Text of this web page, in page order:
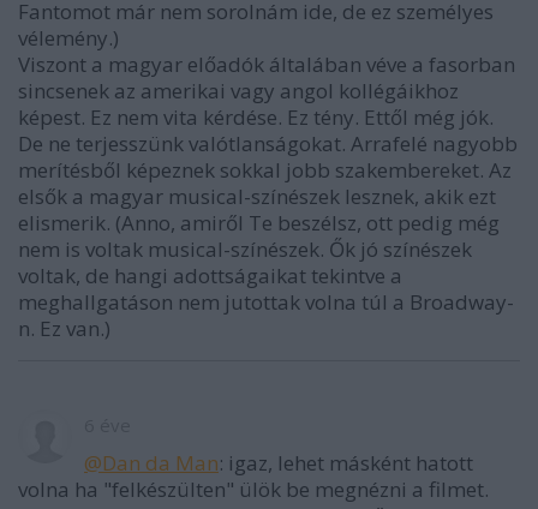
Fantomot már nem sorolnám ide, de ez személyes
vélemény.)
Viszont a magyar előadók általában véve a fasorban
sincsenek az amerikai vagy angol kollégáikhoz
képest. Ez nem vita kérdése. Ez tény. Ettől még jók.
De ne terjesszünk valótlanságokat. Arrafelé nagyobb
merítésből képeznek sokkal jobb szakembereket. Az
elsők a magyar musical-színészek lesznek, akik ezt
elismerik. (Anno, amiről Te beszélsz, ott pedig még
nem is voltak musical-színészek. Ők jó színészek
voltak, de hangi adottságaikat tekintve a
meghallgatáson nem jutottak volna túl a Broadway-
n. Ez van.)
@Dan da Man: igaz, lehet másként hatott
volna ha "felkészülten" ülök be megnézni a filmet.